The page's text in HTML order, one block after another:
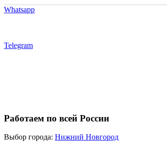
Whatsapp
Telegram
Работаем по всей России
Выбор города: Нижний Новгород